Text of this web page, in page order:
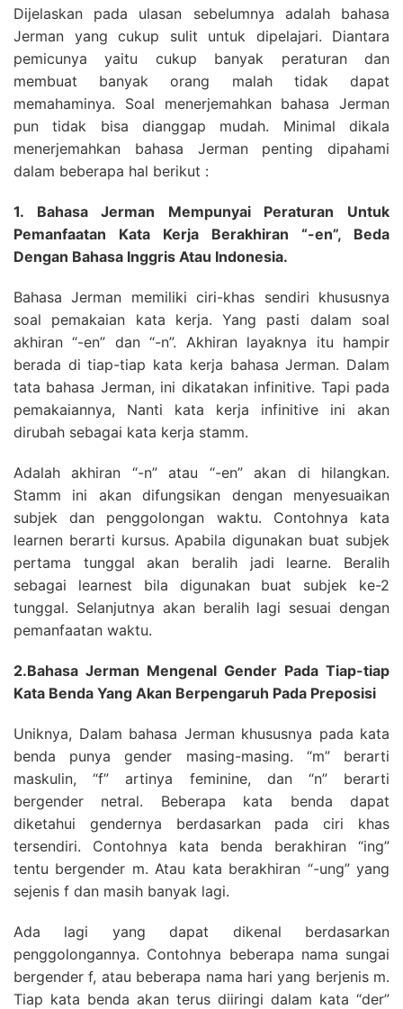
Dijelaskan pada ulasan sebelumnya adalah bahasa
Jerman yang cukup sulit untuk dipelajari. Diantara
pemicunya yaitu cukup banyak peraturan dan
membuat banyak orang malah tidak dapat
memahaminya. Soal menerjemahkan bahasa Jerman
pun tidak bisa dianggap mudah. Minimal dikala
menerjemahkan bahasa Jerman penting dipahami
dalam beberapa hal berikut :
1. Bahasa Jerman Mempunyai Peraturan Untuk
Pemanfaatan Kata Kerja Berakhiran “-en”, Beda
Dengan Bahasa Inggris Atau Indonesia.
Bahasa Jerman memiliki ciri-khas sendiri khususnya
soal pemakaian kata kerja. Yang pasti dalam soal
akhiran “-en” dan “-n”. Akhiran layaknya itu hampir
berada di tiap-tiap kata kerja bahasa Jerman. Dalam
tata bahasa Jerman, ini dikatakan infinitive. Tapi pada
pemakaiannya, Nanti kata kerja infinitive ini akan
dirubah sebagai kata kerja stamm.
Adalah akhiran “-n” atau “-en” akan di hilangkan.
Stamm ini akan difungsikan dengan menyesuaikan
subjek dan penggolongan waktu. Contohnya kata
learnen berarti kursus. Apabila digunakan buat subjek
pertama tunggal akan beralih jadi learne. Beralih
sebagai learnest bila digunakan buat subjek ke-2
tunggal. Selanjutnya akan beralih lagi sesuai dengan
pemanfaatan waktu.
2.Bahasa Jerman Mengenal Gender Pada Tiap-tiap
Kata Benda Yang Akan Berpengaruh Pada Preposisi
Uniknya, Dalam bahasa Jerman khususnya pada kata
benda punya gender masing-masing. “m” berarti
maskulin, “f” artinya feminine, dan “n” berarti
bergender netral. Beberapa kata benda dapat
diketahui gendernya berdasarkan pada ciri khas
tersendiri. Contohnya kata benda berakhiran “ing”
tentu bergender m. Atau kata berakhiran “-ung” yang
sejenis f dan masih banyak lagi.
Ada lagi yang dapat dikenal berdasarkan
penggolongannya. Contohnya beberapa nama sungai
bergender f, atau beberapa nama hari yang berjenis m.
Tiap kata benda akan terus diiringi dalam kata “der”